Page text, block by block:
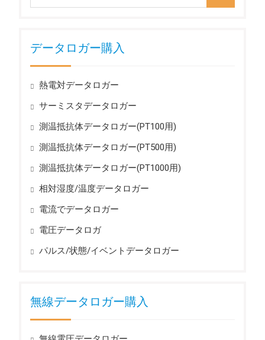
データロガー購入
熱電対データロガー
サーミスタデータロガー
測温抵抗体データロガー(PT100用)
測温抵抗体データロガー(PT500用)
測温抵抗体データロガー(PT1000用)
相対湿度/温度データロガー
電流でデータロガー
電圧データロガ
パルス/状態/イベントデータロガー
無線データロガー購入